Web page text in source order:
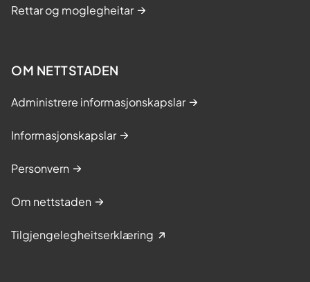
Rettar og moglegheitar
OM NETTSTADEN
Administrere informasjonskapslar
Informasjonskapslar
Personvern
Om nettstaden
Tilgjengelegheitserklæring